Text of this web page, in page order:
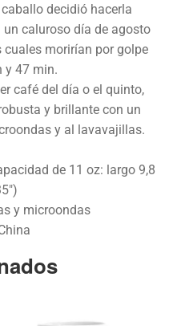
decidió hacerla
caluroso día de agosto
morirían por golpe
y 47 min.
café del día o el quinto,
y brillante con un
y al lavavajillas.
de 11 oz: largo 9,8
y microondas